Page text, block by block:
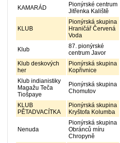
KAMARÁD
Pionýrské centrum
Jitřenka Kaliště
KLUB
Pionýrská skupina
Hraničář Červená
Voda
Klub
87. pionýrské
centrum Javor
Klub deskových
her
Pionýrská skupina
Kopřivnice
Klub indianistiky
Magažu Teča
Tiošpaye
Pionýrská skupina
Chomutov
KLUB
PĚTADVACÍTKA
Pionýrská skupina
Kryštofa Kolumba
Nenuda
Pionýrská skupina
Obránců míru
Chropyně